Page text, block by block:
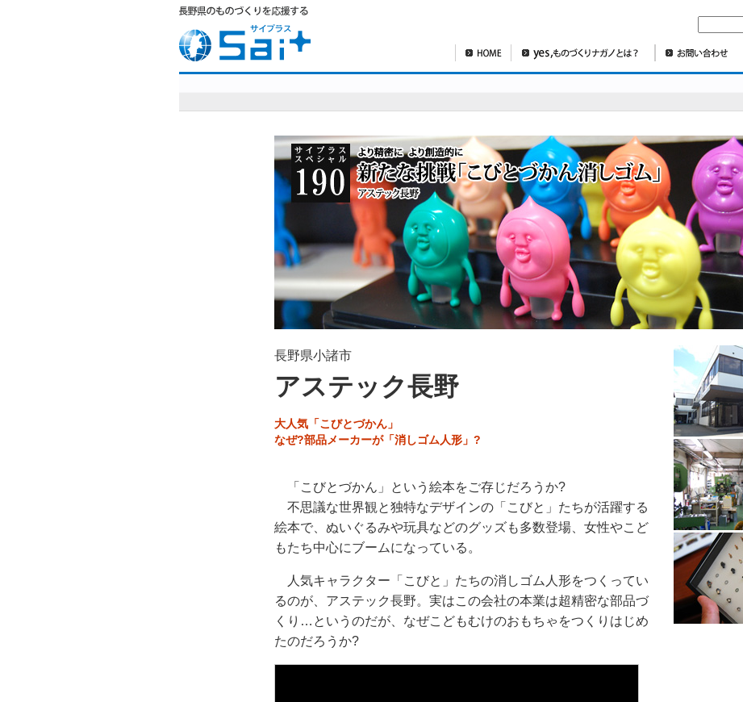
長野県小諸市
アステック長野
大人気「こびとづかん」
なぜ?部品メーカーが「消しゴム人形」?
「こびとづかん」という絵本をご存じだろうか?
不思議な世界観と独特なデザインの「こびと」たちが活躍する
絵本で、ぬいぐるみや玩具などのグッズも多数登場、女性やこど
もたち中心にブームになっている。
人気キャラクター「こびと」たちの消しゴム人形をつくってい
るのが、アステック長野。実はこの会社の本業は超精密な部品づ
くり…というのだが、なぜこどもむけのおもちゃをつくりはじめ
たのだろうか?